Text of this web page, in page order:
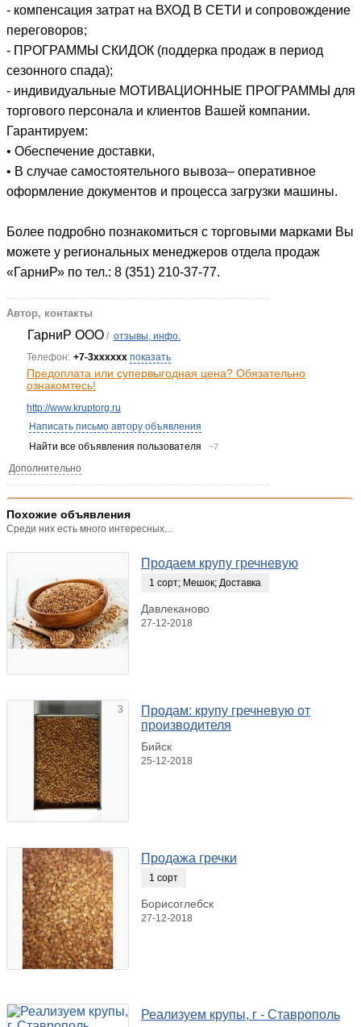
- компенсация затрат на ВХОД В СЕТИ и сопровождение
переговоров;
- ПРОГРАММЫ СКИДОК (поддерка продаж в период
сезонного спада);
- индивидуальные МОТИВАЦИОННЫЕ ПРОГРАММЫ для
торгового персонала и клиентов Вашей компании.
Гарантируем:
• Обеспечение доставки,
• В случае самостоятельного вывоза– оперативное
оформление документов и процесса загрузки машины.
Более подробно познакомиться с торговыми марками Вы
можете у региональных менеджеров отдела продаж
«ГарниР» по тел.: 8 (351) 210-37-77.
Автор, контакты
ГарниР ООО / отзывы, инфо.
Телефон: +7-3xxxxxx показать
Предоплата или супервыгодная цена? Обязательно
ознакомтесь!
http://www.kruptorg.ru
Написать письмо автору объявления
Найти все объявления пользователя
~7
Дополнительно
Похожие объявления
Среди них есть много интересных...
Продаем крупу гречневую
1 сорт; Мешок; Доставка
Давлеканово
27-12-2018
3
Продам: крупу гречневую от
производителя
Бийск
25-12-2018
Продажа гречки
1 сорт
Борисоглебск
27-12-2018
Реализуем крупы, г - Ставрополь